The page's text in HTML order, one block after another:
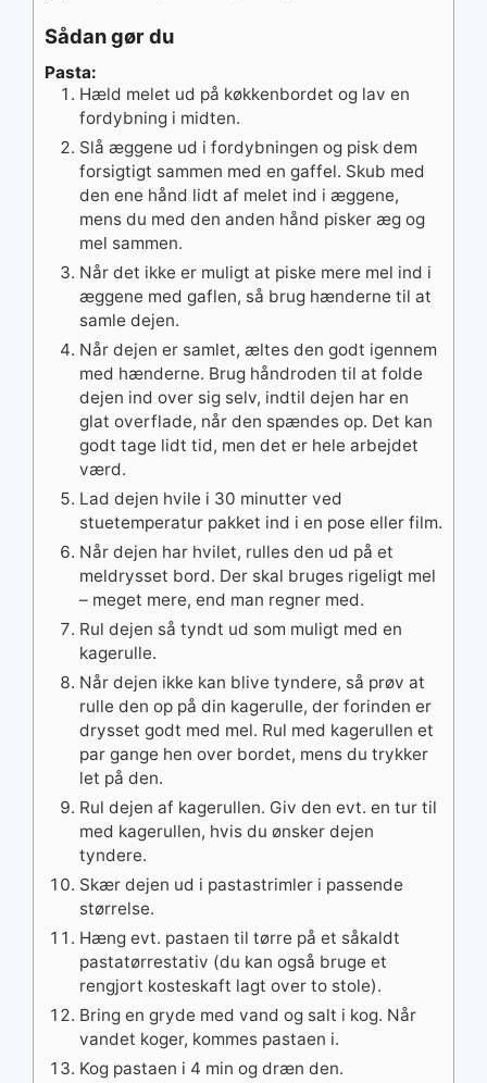
Sådan gør du
Pasta:
Hæld melet ud på køkkenbordet og lav en
fordybning i midten.
Slå æggene ud i fordybningen og pisk dem
forsigtigt sammen med en gaffel. Skub med
den ene hånd lidt af melet ind i æggene,
mens du med den anden hånd pisker æg og
mel sammen.
Når det ikke er muligt at piske mere mel ind i
æggene med gaflen, så brug hænderne til at
samle dejen.
Når dejen er samlet, æltes den godt igennem
med hænderne. Brug håndroden til at folde
dejen ind over sig selv, indtil dejen har en
glat overflade, når den spændes op. Det kan
godt tage lidt tid, men det er hele arbejdet
værd.
Lad dejen hvile i 30 minutter ved
stuetemperatur pakket ind i en pose eller film.
Når dejen har hvilet, rulles den ud på et
meldrysset bord. Der skal bruges rigeligt mel
– meget mere, end man regner med.
Rul dejen så tyndt ud som muligt med en
kagerulle.
Når dejen ikke kan blive tyndere, så prøv at
rulle den op på din kagerulle, der forinden er
drysset godt med mel. Rul med kagerullen et
par gange hen over bordet, mens du trykker
let på den.
Rul dejen af kagerullen. Giv den evt. en tur til
med kagerullen, hvis du ønsker dejen
tyndere.
Skær dejen ud i pastastrimler i passende
størrelse.
Hæng evt. pastaen til tørre på et såkaldt
pastatørrestativ (du kan også bruge et
rengjort kosteskaft lagt over to stole).
Bring en gryde med vand og salt i kog. Når
vandet koger, kommes pastaen i.
Kog pastaen i 4 min og dræn den.